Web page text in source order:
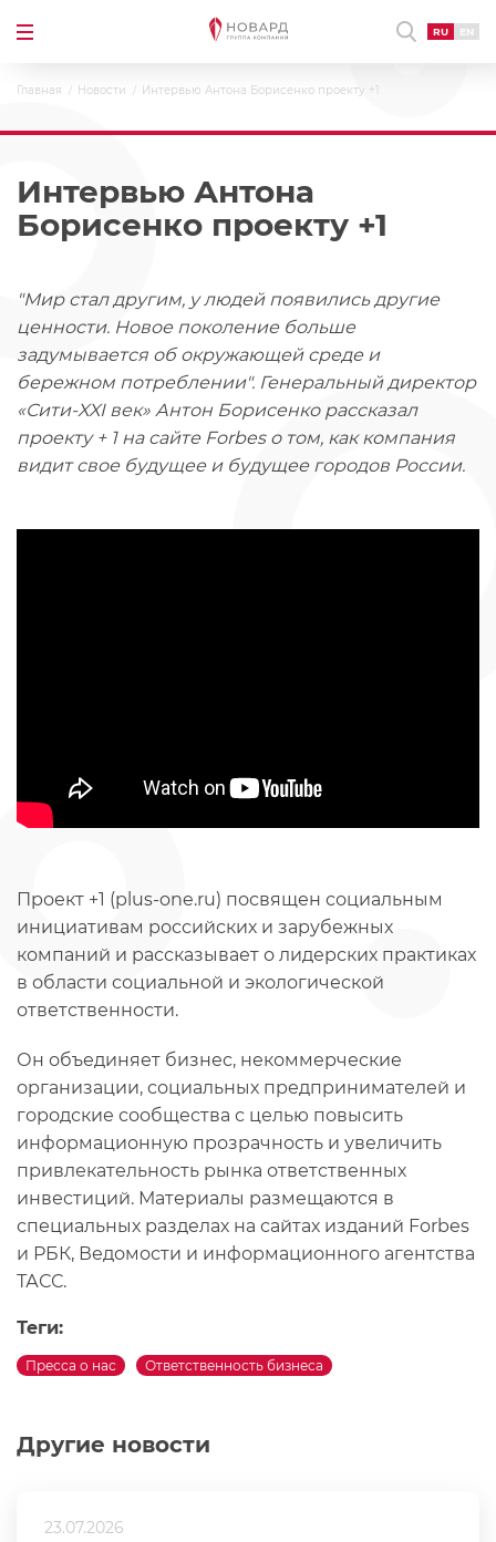
RU EN
Главная Новости Интервью Антона Борисенко проекту +1
Интервью Антона
Борисенко проекту +1
Другие новости
23.07.2026
"Мир стал другим, у людей появились другие
ценности. Новое поколение больше
задумывается об окружающей среде и
бережном потреблении". Генеральный директор
«Сити-XXI век» Антон Борисенко рассказал
проекту + 1 на сайте Forbes о том, как компания
видит свое будущее и будущее городов России.
Проект +1 (plus-one.ru) посвящен социальным
инициативам российских и зарубежных
компаний и рассказывает о лидерских практиках
в области социальной и экологической
ответственности.
Он объединяет бизнес, некоммерческие
организации, социальных предпринимателей и
городские сообщества с целью повысить
информационную прозрачность и увеличить
привлекательность рынка ответственных
инвестиций. Материалы размещаются в
специальных разделах на сайтах изданий Forbes
и РБК, Ведомости и информационного агентства
ТАСС.
Теги:
Пресса о нас Ответственность бизнеса